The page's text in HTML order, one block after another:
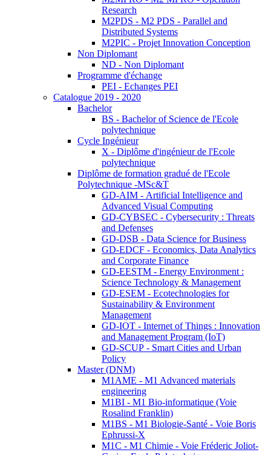
Research
M2PDS - M2 PDS - Parallel and
Distributed Systems
M2PIC - Projet Innovation Conception
Non Diplomant
ND - Non Diplomant
Programme d'échange
PEI - Echanges PEI
Catalogue 2019 - 2020
Bachelor
BS - Bachelor of Science de l'Ecole
polytechnique
Cycle Ingénieur
X - Diplôme d'ingénieur de l'Ecole
polytechnique
Diplôme de formation gradué de l'Ecole
Polytechnique -MSc&T
GD-AIM - Artificial Intelligence and
Advanced Visual Computing
GD-CYBSEC - Cybersecurity : Threats
and Defenses
GD-DSB - Data Science for Business
GD-EDCF - Economics, Data Analytics
and Corporate Finance
GD-EESTM - Energy Environment :
Science Technology & Management
GD-ESEM - Ecotechnologies for
Sustainability & Environment
Management
GD-IOT - Internet of Things : Innovation
and Management Program (IoT)
GD-SCUP - Smart Cities and Urban
Policy
Master (DNM)
M1AME - M1 Advanced materials
engineering
M1BI - M1 Bio-informatique (Voie
Rosalind Franklin)
M1BS - M1 Biologie-Santé - Voie Boris
Ephrussi-X
M1C - M1 Chimie - Voie Fréderic Joliot-